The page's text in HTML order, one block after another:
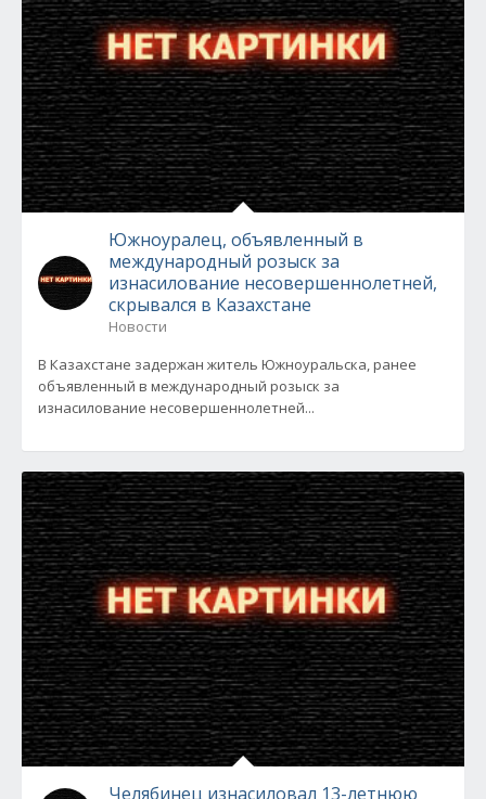
Южноуралец, объявленный в
международный розыск за
изнасилование несовершеннолетней,
скрывался в Казахстане
Новости
В Казахстане задержан житель Южноуральска, ранее
объявленный в международный розыск за
изнасилование несовершеннолетней...
Челябинец изнасиловал 13-летнюю